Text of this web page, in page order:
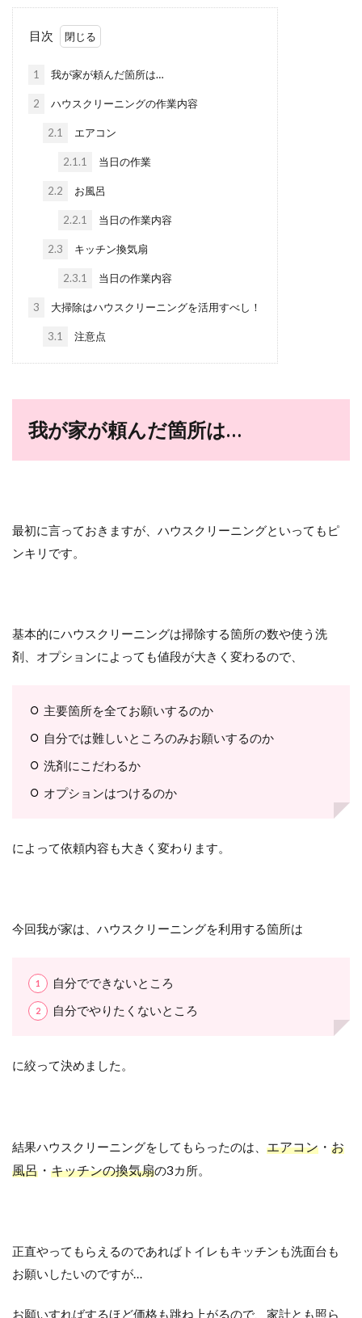
目次
1 我が家が頼んだ箇所は…
2 ハウスクリーニングの作業内容
2.1 エアコン
2.1.1 当日の作業
2.2 お風呂
2.2.1 当日の作業内容
2.3 キッチン換気扇
2.3.1 当日の作業内容
3 大掃除はハウスクリーニングを活用すべし！
3.1 注意点
我が家が頼んだ箇所は…
最初に言っておきますが、ハウスクリーニングといってもピ
ンキリです。
基本的にハウスクリーニングは掃除する箇所の数や使う洗
剤、オプションによっても値段が大きく変わるので、
主要箇所を全てお願いするのか
自分では難しいところのみお願いするのか
洗剤にこだわるか
オプションはつけるのか
によって依頼内容も大きく変わります。
今回我が家は、ハウスクリーニングを利用する箇所は
自分でできないところ
自分でやりたくないところ
に絞って決めました。
結果ハウスクリーニングをしてもらったのは、 エアコン ・ お
風呂 ・ キッチンの換気扇の3カ所。
正直やってもらえるのであればトイレもキッチンも洗面台も
お願いしたいのですが…
お願いすればするほど価格も跳ね上がるので、家計とも照ら